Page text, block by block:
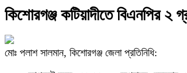
কিশোরগঞ্জ কটিয়াদীতে বিএনপির ২
মোঃ পলাশ সালমান, কিশোরগঞ্জ জেলা প্রতিনিধি: